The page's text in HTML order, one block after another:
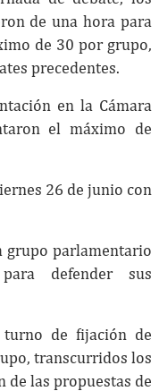
de una hora para
de 30 por grupo,
precedentes.
en la Cámara
el máximo de
26 de junio con
grupo parlamentario
defender sus
de fijación de
transcurridos los
de las propuestas de